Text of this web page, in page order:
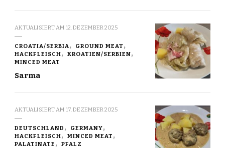
AKTUALISIERT AM 12. DEZEMBER 2025
CROATIA/SERBIA
GROUND MEAT
HACKFLEISCH
KROATIEN/SERBIEN
MINCED MEAT
Sarma
AKTUALISIERT AM 17. DEZEMBER 2025
DEUTSCHLAND
GERMANY
HACKFLEISCH
MINCED MEAT
PALATINATE
PFALZ